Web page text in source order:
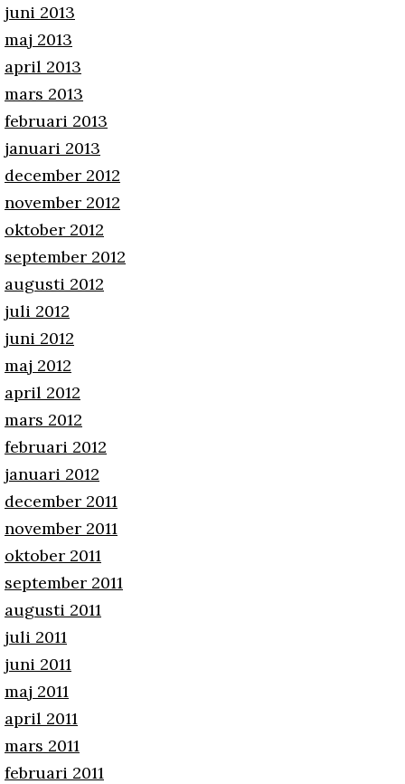
juni 2013
maj 2013
april 2013
mars 2013
februari 2013
januari 2013
december 2012
november 2012
oktober 2012
september 2012
augusti 2012
juli 2012
juni 2012
maj 2012
april 2012
mars 2012
februari 2012
januari 2012
december 2011
november 2011
oktober 2011
september 2011
augusti 2011
juli 2011
juni 2011
maj 2011
april 2011
mars 2011
februari 2011